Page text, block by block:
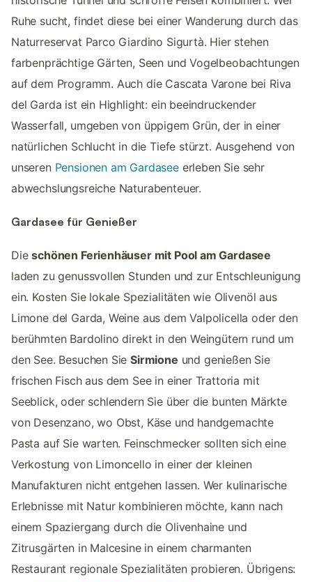
Ruhe sucht, findet diese bei einer Wanderung durch das
Naturreservat Parco Giardino Sigurtà. Hier stehen
farbenprächtige Gärten, Seen und Vogelbeobachtungen
auf dem Programm. Auch die Cascata Varone bei Riva
del Garda ist ein Highlight: ein beeindruckender
Wasserfall, umgeben von üppigem Grün, der in einer
natürlichen Schlucht in die Tiefe stürzt. Ausgehend von
unseren Pensionen am Gardaseeerleben Sie sehr
abwechslungsreiche Naturabenteuer.
Gardasee für Genießer
Dieschönen Ferienhäuser mit Pool am Gardasee
laden zu genussvollen Stunden und zur Entschleunigung
ein. Kosten Sie lokale Spezialitäten wie Olivenöl aus
Limone del Garda, Weine aus dem Valpolicella oder den
berühmten Bardolino direkt in den Weingütern rund um
den See. Besuchen SieSirmione und genießen Sie
frischen Fisch aus dem See in einer Trattoria mit
Seeblick, oder schlendern Sie über die bunten Märkte
von Desenzano, wo Obst, Käse und handgemachte
Pasta auf Sie warten. Feinschmecker sollten sich eine
Verkostung von Limoncello in einer der kleinen
Manufakturen nicht entgehen lassen. Wer kulinarische
Erlebnisse mit Natur kombinieren möchte, kann nach
einem Spaziergang durch die Olivenhaine und
Zitrusgärten in Malcesine in einem charmanten
Restaurant regionale Spezialitäten probieren. Übrigens: